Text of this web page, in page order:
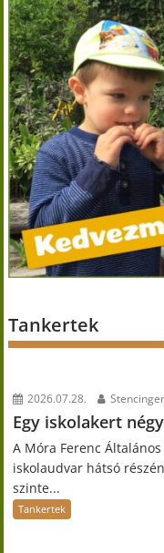
Tankertek
2026.07.28.
Egy iskolakert
A Móra Ferenc
iskolaudvar hátsó
szinte...
Tankertek